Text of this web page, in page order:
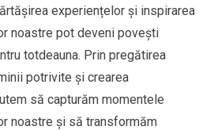
experiențelor și inspirarea
noastre pot deveni povești
totdeauna. Prin pregătirea
potrivite și crearea
să capturăm momentele
noastre și să transformăm